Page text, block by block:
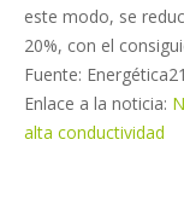
este modo, se
20%, con el
Fuente:
Enlace a la noticia:
alta conductividad